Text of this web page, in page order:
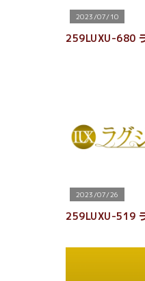
2023/07/10
259LUXU-680
2023/07/26
259LUXU-519